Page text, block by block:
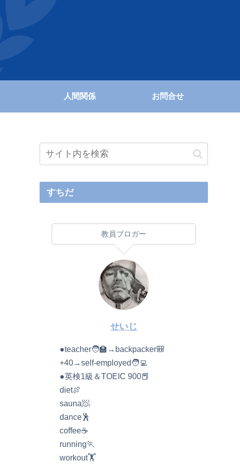
人間関係 お問合せ
すちだ
教員ブロガー
せいじ
●teacher🧑‍🏫→backpacker🎒
+40→self-employed🧑‍💻
●英検1級＆TOEIC 900📕
diet🍖
sauna🧖
dance🕺
coffee☕️
running🏃
workout🏋️